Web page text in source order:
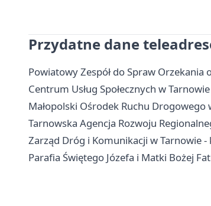
Przydatne dane
Powiatowy Zespół do Spraw
Centrum Usług Społecznych w
Małopolski Ośrodek Ruchu
Tarnowska Agencja Rozwoju
Zarząd Dróg i Komunikacji w Tarnowie
Parafia Świętego Józefa i Matki Bożej